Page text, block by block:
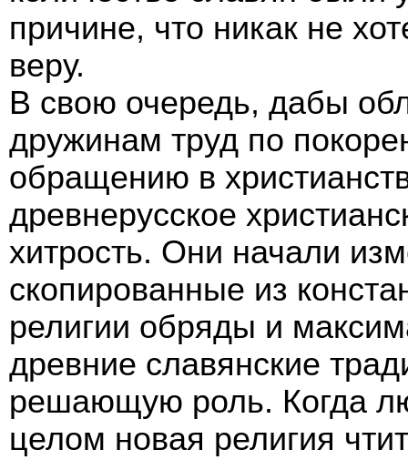
причине, что никак не
веру.
В свою очередь, дабы
дружинам труд по
обращению в
древнерусское
хитрость. Они начали
скопированные из
религии обряды и
древние славянские
решающую роль. Когда
целом новая религия